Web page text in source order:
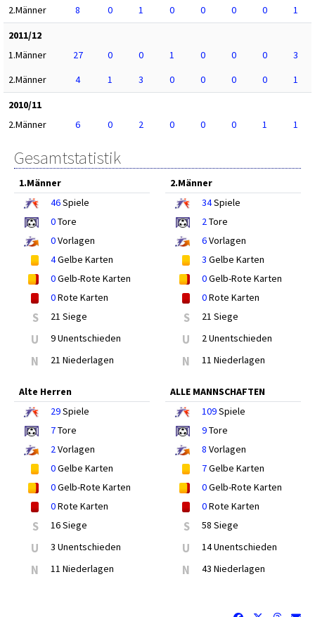
2.Männer
8 0 1 0 0 0 0
1
2011/12
1.Männer
27 0 0 1 0 0 0
3
2.Männer
4 1 3 0 0 0 0
1
2010/11
2.Männer
6 0 2 0 0 0 1 1
Gesamtstatistik
1.Männer
46Spiele
0Tore
0Vorlagen
4Gelbe Karten
0Gelb-Rote Karten
0Rote Karten
S 21 Siege
U 9 Unentschieden
N 21 Niederlagen
2.Männer
34Spiele
2Tore
6Vorlagen
3 Gelbe Karten
0Gelb-Rote Karten
0Rote Karten
S 21 Siege
U 2 Unentschieden
N 11 Niederlagen
Alte Herren
29Spiele
7Tore
2Vorlagen
0Gelbe Karten
0Gelb-Rote Karten
0Rote Karten
S 16 Siege
U 3 Unentschieden
N 11 Niederlagen
ALLE MANNSCHAFTEN
109Spiele
9Tore
8 Vorlagen
7Gelbe Karten
0Gelb-Rote Karten
0Rote Karten
S 58 Siege
U 14 Unentschieden
N 43 Niederlagen